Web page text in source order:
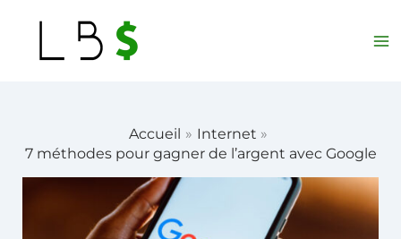
contenu
Accueil
Internet
7 méthodes pour gagner de l’argent avec Google